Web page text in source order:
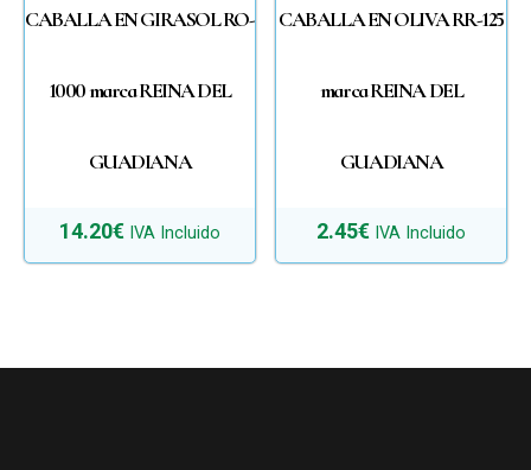
CABALLA EN GIRASOL RO-
1000 marca REINA DEL
GUADIANA
14.20€ IVA Incluido
CABALLA EN OLIVA RR-125
marca REINA DEL
GUADIANA
2.45€ IVA Incluido